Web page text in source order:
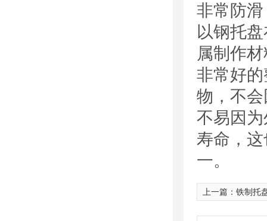
非常防
以钢托
属制作
非常好
物，不
不易因
寿命，
一。
上一篇： 铁制托盘